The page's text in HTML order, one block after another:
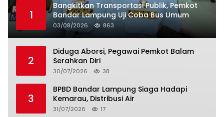
1
Bangkitkan Transportasi Publik, Pemkot
Bandar Lampung Uji Coba Bus Umum
03/08/2026 863
2
Diduga Aborsi, Pegawai Pemkot Balam
Serahkan Diri
30/07/2026 38
3
BPBD Bandar Lampung Siaga Hadapi
Kemarau, Distribusi Air
31/07/2026 17